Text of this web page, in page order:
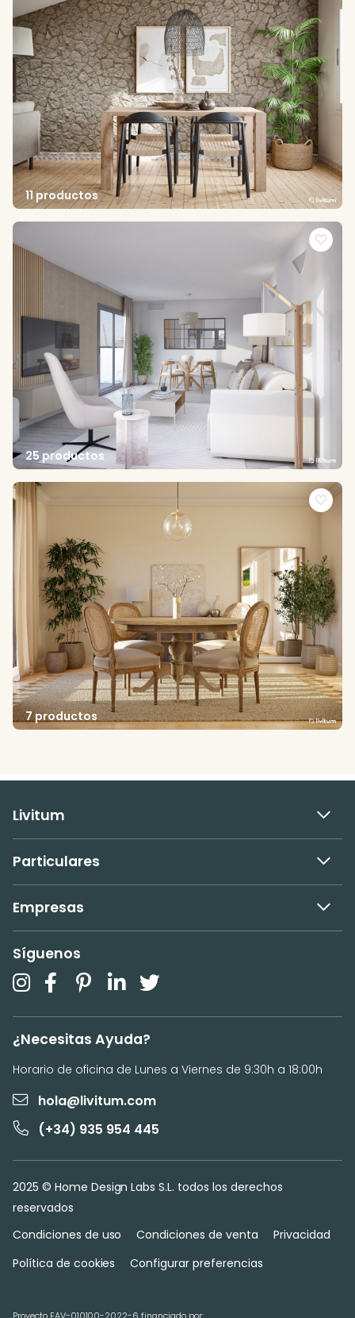
11 productos
25 productos
7 productos
Livitum
Particulares
Empresas
Síguenos
¿Necesitas Ayuda?
Horario de oficina de Lunes a Viernes de 9:30h a 18:00h
hola@livitum.com
(+34) 935 954 445
2025 © Home Design Labs S.L. todos los derechos
reservados
Condiciones de uso
Condiciones de venta
Privacidad
Política de cookies
Configurar preferencias
Proyecto FAV-010100-2022-6 financiado por: